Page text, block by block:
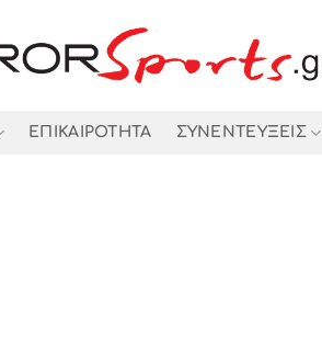
ΕΠΙΚΑΙΡΟΤΗΤΑ ΣΥΝΕΝΤΕΥΞΕΙΣ